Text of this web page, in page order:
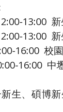
13:00 新
13:00 新
16:00 校
16:00 中
生、碩博